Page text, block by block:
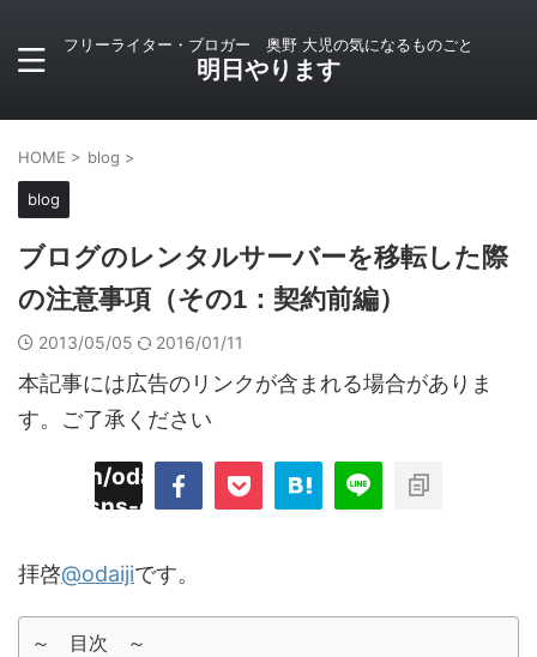
フリーライター・ブロガー 奥野 大児の気になるものごと
明日やります
HOME > blog >
blog
ブログのレンタルサーバーを移転した際
の注意事項（その1：契約前編）
2013/05/05 2016/01/11
本記事には広告のリンクが含まれる場合がありま
す。ご了承ください
odaiji.com/public_html/blog/wp-
sns-count-cache/sns-count-
拝啓@odaijiです。
～ 目次 ～